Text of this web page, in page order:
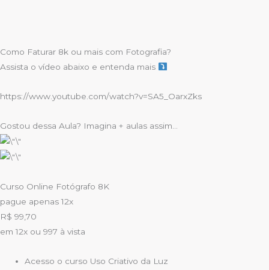
Como Faturar 8k ou mais com Fotografia?
Assista o vídeo abaixo e entenda mais
https://www.youtube.com/watch?v=SA5_OarxZks
Gostou dessa Aula? Imagina + aulas assim…
Curso Online Fotógrafo 8K
pague apenas 12x
R$ 99,70
em 12x ou 997 à vista
Acesso o curso Uso Criativo da Luz